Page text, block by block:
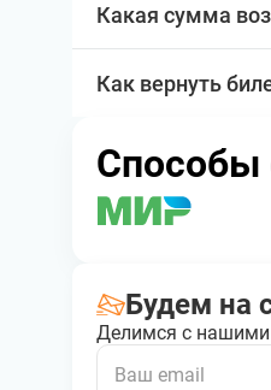
Какая сумма
Как вернуть
Способы
Будем на
Делимся с